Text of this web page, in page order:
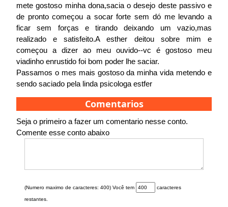
mete gostoso minha dona,sacia o desejo deste passivo e
de pronto começou a socar forte sem dó me levando a
ficar sem forças e tirando deixando um vazio,mas
realizado e satisfeito.A esther deitou sobre mim e
começou a dizer ao meu ouvido--vc é gostoso meu
viadinho enrustido foi bom poder lhe saciar.
Passamos o mes mais gostoso da minha vida metendo e
sendo saciado pela linda psicologa estfer
Comentarios
Seja o primeiro a fazer um comentario nesse conto.
Comente esse conto abaixo
(Numero maximo de caracteres: 400) Você tem caracteres
restantes.